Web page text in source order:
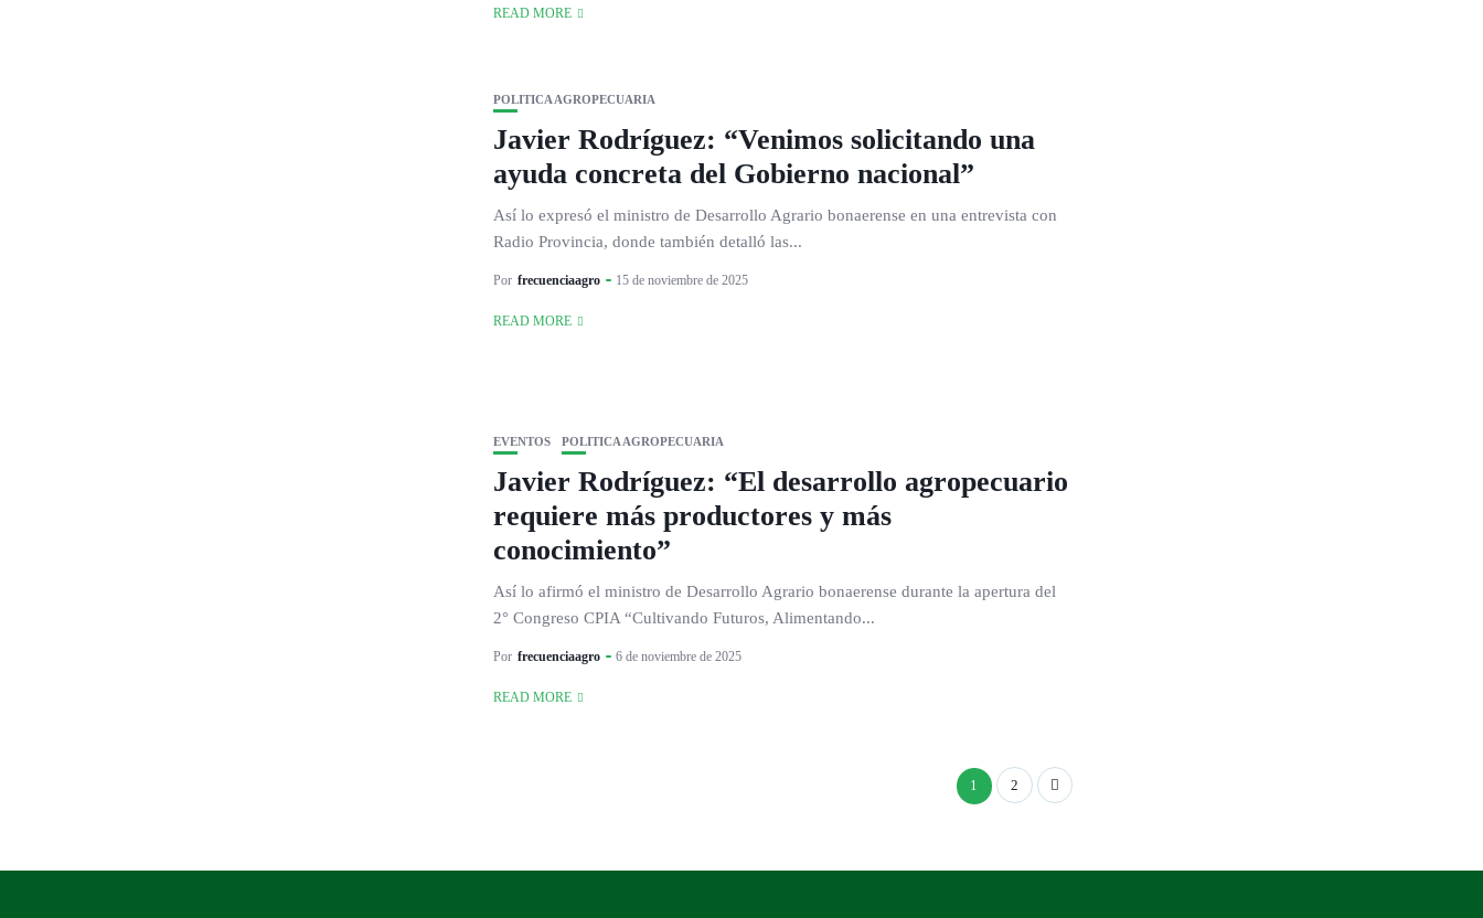
READ MORE
POLITICA AGROPECUARIA
Javier Rodríguez: “Venimos solicitando una
ayuda concreta del Gobierno nacional”
Así lo expresó el ministro de Desarrollo Agrario bonaerense en una entrevista con
Radio Provincia, donde también detalló las...
Por frecuenciaagro 15 de noviembre de 2025
READ MORE
EVENTOS POLITICA AGROPECUARIA
Javier Rodríguez: “El desarrollo agropecuario
requiere más productores y más
conocimiento”
Así lo afirmó el ministro de Desarrollo Agrario bonaerense durante la apertura del
2° Congreso CPIA “Cultivando Futuros, Alimentando...
Por frecuenciaagro 6 de noviembre de 2025
READ MORE
1 2